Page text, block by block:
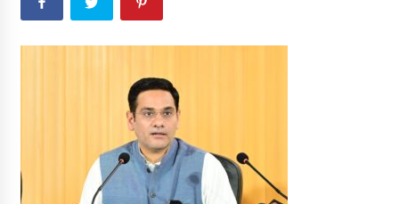
Thought Of The Day 16 May
Thought Of The Day 14 May
May 14, 2022